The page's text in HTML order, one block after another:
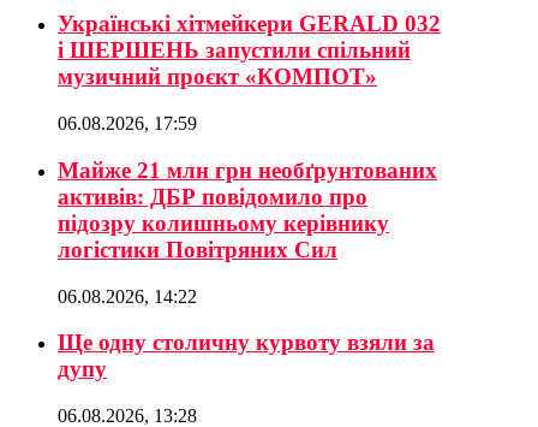
Українські хітмейкери GERALD 032
і ШЕРШЕНЬ запустили спільний
музичний проєкт «КОМПОТ»
06.08.2026, 17:59
Майже 21 млн грн необґрунтованих
активів: ДБР повідомило про
підозру колишньому керівнику
логістики Повітряних Сил
06.08.2026, 14:22
Ще одну столичну курвоту взяли за
дупу
06.08.2026, 13:28